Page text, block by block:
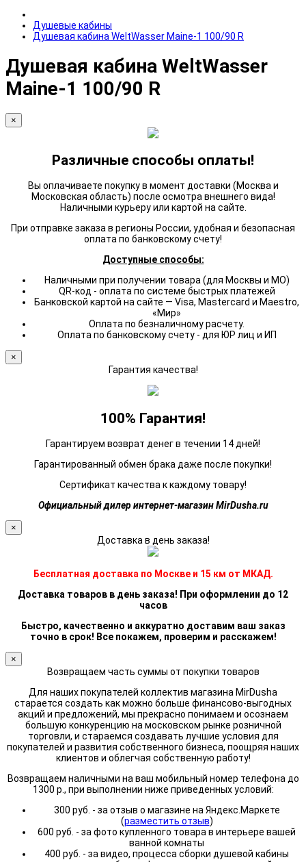
Душевые кабины
Душевая кабина WeltWasser Maine-1 100/90 R
Душевая кабина WeltWasser
Maine-1 100/90 R
×
Различные способы оплаты!
Вы оплачиваете покупку в момент доставки (Москва и
Московская область) после осмотра внешнего вида!
Наличными курьеру или картой на сайте.
При отправке заказа в регионы России, удобная и безопасная
оплата по банковскому счету!
Доступные способы:
Наличными при получении товара (для Москвы и МО)
QR-код - оплата по системе быстрых платежей
Банковской картой на сайте — Visa, Mastercard и Maestro,
«Мир»
Оплата по безналичному расчету.
Оплата по банковскому счету - для ЮР лиц и ИП
×
Гарантия качества!
100% Гарантия!
Гарантируем возврат денег в течении 14 дней!
Гарантированный обмен брака даже после покупки!
Сертификат качества к каждому товару!
Официальный дилер интернет-магазин MirDusha.ru
×
Доставка в день заказа!
Бесплатная доставка по Москве и 15 км от МКАД.
Доставка товаров в день заказа! При оформлении до 12
часов
Быстро, качественно и аккуратно доставим ваш заказ
точно в срок! Все покажем, проверим и расскажем!
×
Возвращаем часть суммы от покупки товаров
Для наших покупателей коллектив магазина MirDusha
старается создать как можно больше финансово-выгодных
акций и предложений, мы прекрасно понимаем и осознаем
большую конкуренцию на московском рынке розничной
торговли, и стараемся создавать лучшие условия для
покупателей и развития собственного бизнеса, поощряя наших
клиентов и облегчая собственную работу!
Возвращаем наличными на ваш мобильный номер телефона до
1300 р., при выполнении ниже приведенных условий:
300 руб. - за отзыв о магазине на Яндекс.Маркете
(разместить отзыв)
600 руб. - за фото купленного товара в интерьере вашей
ванной комнаты
400 руб. - за видео, процесса сборки душевой кабины